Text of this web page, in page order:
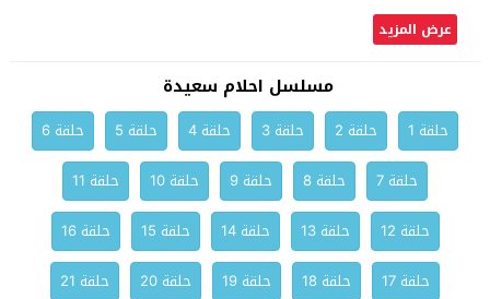
عرض المزيد
مسلسل احلام سعيدة
حلقة 1 حلقة 2 حلقة 3 حلقة 4 حلقة 5
حلقة 6
حلقة 7
حلقة 8 حلقة 9 حلقة 10
حلقة 11
حلقة 12
حلقة 13 حلقة 14 حلقة 15
حلقة 16
حلقة 17
حلقة 18 حلقة 19 حلقة 20
حلقة 21